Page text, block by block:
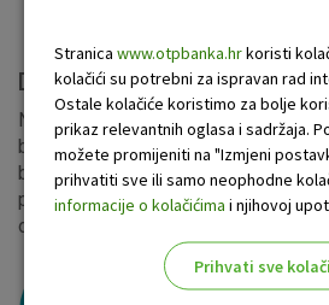
Do 31.7. osvoji 1000
Nakon ugovaranja OTP m-banking
besplatno u
OTPeticu, jedinstveni
banke d.d. i osvoji 1000 bodova koje
poklon bon u dm-u, CineStar kinima,
odlične nagrade i popuste kod ostalih
Stranica www.otpbanka.hrkoristi
kolačići su potrebni za ispravan rad
Ostale kolačiće koristimo za bolje
prikaz relevantnih oglasa i sadržaja.
možete promijeniti na "Izmjeni
prihvatiti sve ili samo neophodne
informacije o kolačićima i njihovoj
Prihvati sve